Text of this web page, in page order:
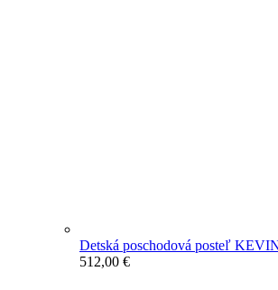
Detská poschodová posteľ
512,00 €Price